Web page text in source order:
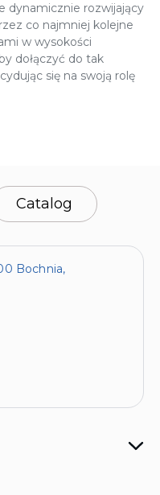
dynamicznie rozwijający
co najmniej kolejne
w wysokości
dołączyć do tak
się na swoją rolę
Catalog
Bochnia,